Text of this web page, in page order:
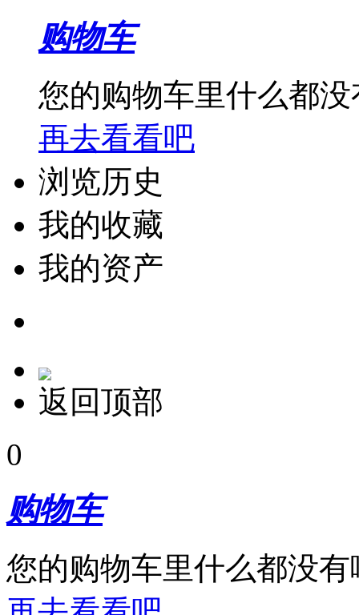
购物车
您的购物车里什么都没
再去看看吧
浏览历史
我的收藏
我的资产
返回顶部
0
购物车
您的购物车里什么都没有